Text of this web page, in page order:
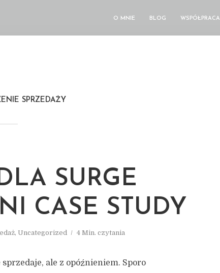
O MNIE BLOG WSPÓŁPRACA
SPRZEDAŻY
SURGE
CASE STUDY
, Uncategorized 4 Min. czytania
ale z opóźnieniem. Sporo